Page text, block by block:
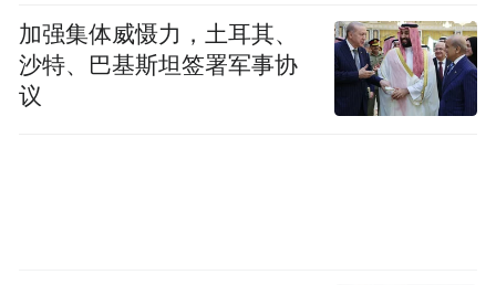
加强集体威慑力，土耳其、
沙特、巴基斯坦签署军事协
议